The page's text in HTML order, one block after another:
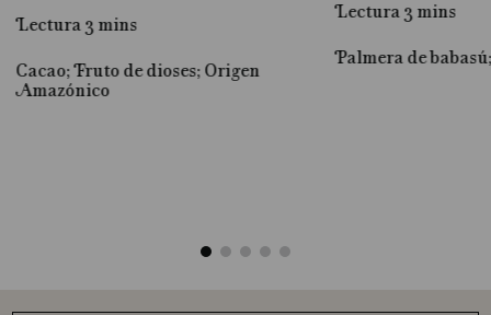
Lectura 3 mins
Cacao; Fruto de dioses; Origen
Amazónico
Lectura 3 mins
Palmera de